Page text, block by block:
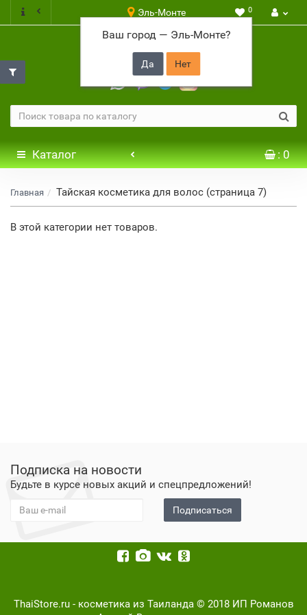
Эль-Монте
Ваш город — Эль-Монте?
0
+7 917 646 65 48
Каталог : 0
Главная Тайская косметика для волос (страница 7)
В этой категории нет товаров.
Подписка на новости
Будьте в курсе новых акций и спецпредложений!
Подписаться
ThaiStore.ru - косметика из Таиланда © 2018 ИП Романов